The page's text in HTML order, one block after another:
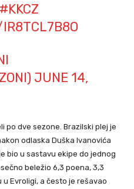
#KKCZ
JUNE 14,
po dve sezone. Brazilski plej je
odlaska Duška Ivanovića
bio u sastavu ekipe do jednog
beležio 6,3 poena, 3,3
u Evroligi, a često je rešavao